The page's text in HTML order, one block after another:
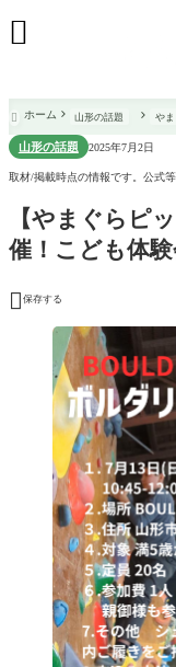

 ホーム 山形の話題 や
山形の話題 2025年7月2日
取材/掲載時点の情報です。公式
【やまぐらピ
催！こども体
 保存する